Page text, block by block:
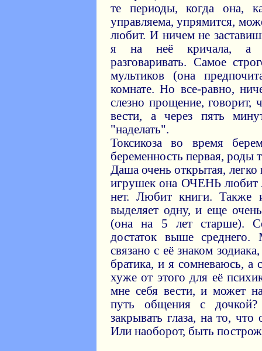
те периоды, когда она,
управляема, упрямится,
любит. И ничем не
я на неё кричала, а
разговаривать. Самое
мультиков (она
комнате. Но все-равно,
слезно прощение, говорит,
вести, а через пять
"наделать".
Токсикоза во время
беременность первая,
Даша очень открытая,
игрушек она ОЧЕНЬ любит
нет. Любит книги. Также
выделяет одну, и еще
(она на 5 лет старше).
достаток выше
связано с её знаком
братика, и я сомневаюсь, а
хуже от этого для её
мне себя вести, и может
путь общения с дочкой?
закрывать глаза, на то, что
Или наоборот, быть